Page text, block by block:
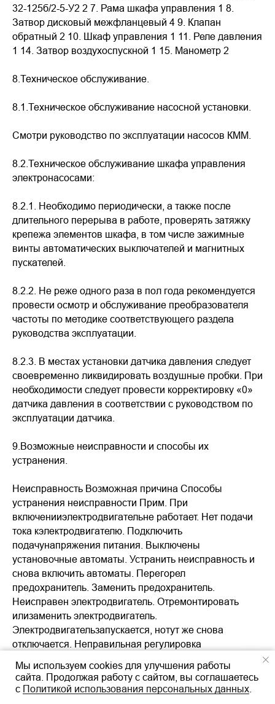
32-125б/2-5-У2 2 7. Рама шкафа управления 1 8.
Затвор дисковый межфланцевый 4 9. Клапан
обратный 2 10. Шкаф управления 1 11. Реле давления
1 14. Затвор воздухоспускной 1 15. Манометр 2
8.Техническое обслуживание.
8.1.Техническое обслуживание насосной установки.
Смотри руководство по эксплуатации насосов КММ.
8.2.Техническое обслуживание шкафа управления
электронасосами:
8.2.1. Необходимо периодически, а также после
длительного перерыва в работе, проверять затяжку
крепежа элементов шкафа, в том числе зажимные
винты автоматических выключателей и магнитных
пускателей.
8.2.2. Не реже одного раза в пол года рекомендуется
провести осмотр и обслуживание преобразователя
частоты по методике соответствующего раздела
руководства эксплуатации.
8.2.3. В местах установки датчика давления следует
своевременно ликвидировать воздушные пробки. При
необходимости следует провести корректировку «0»
датчика давления в соответствии с руководством по
эксплуатации датчика.
9.Возможные неисправности и способы их
устранения.
Неисправность Возможная причина Способы
устранения неисправности Прим. При
включенииэлектродвигательне работает. Нет подачи
тока кэлектродвигателю. Подключить
подачунапряжения питания. Выключены
установочные автоматы. Устранить неисправность и
снова включить автоматы. Перегорел
предохранитель. Заменить предохранитель.
Неисправен электродвигатель. Отремонтировать
илизаменить электродвигатель.
Электродвигательзапускается, нотут же снова
отключается. Неправильная регулировка
отключенияи/или перепада давления . Неправильно
отрегулированодавление в диафрагменномнапорном
Мы используем cookies для улучшения работы
сайта. Продолжая работу с сайтом, вы соглашаетесь
с Политикой использования персональных данных